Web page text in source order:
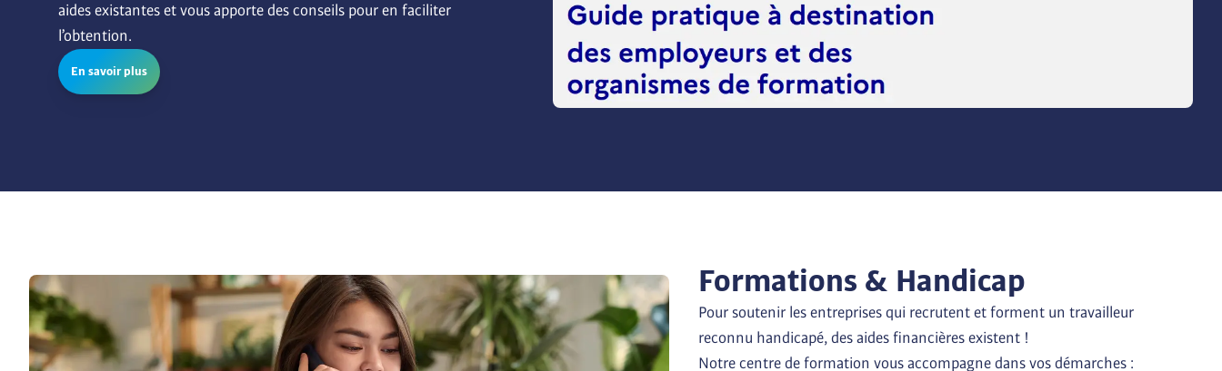
aides existantes et vous apporte des conseils pour en faciliter
l’obtention.
En savoir plus
Formations & Handicap
Pour soutenir les entreprises qui recrutent et forment un travailleur
reconnu handicapé, des aides financières existent !
Notre centre de formation vous accompagne dans vos démarches :